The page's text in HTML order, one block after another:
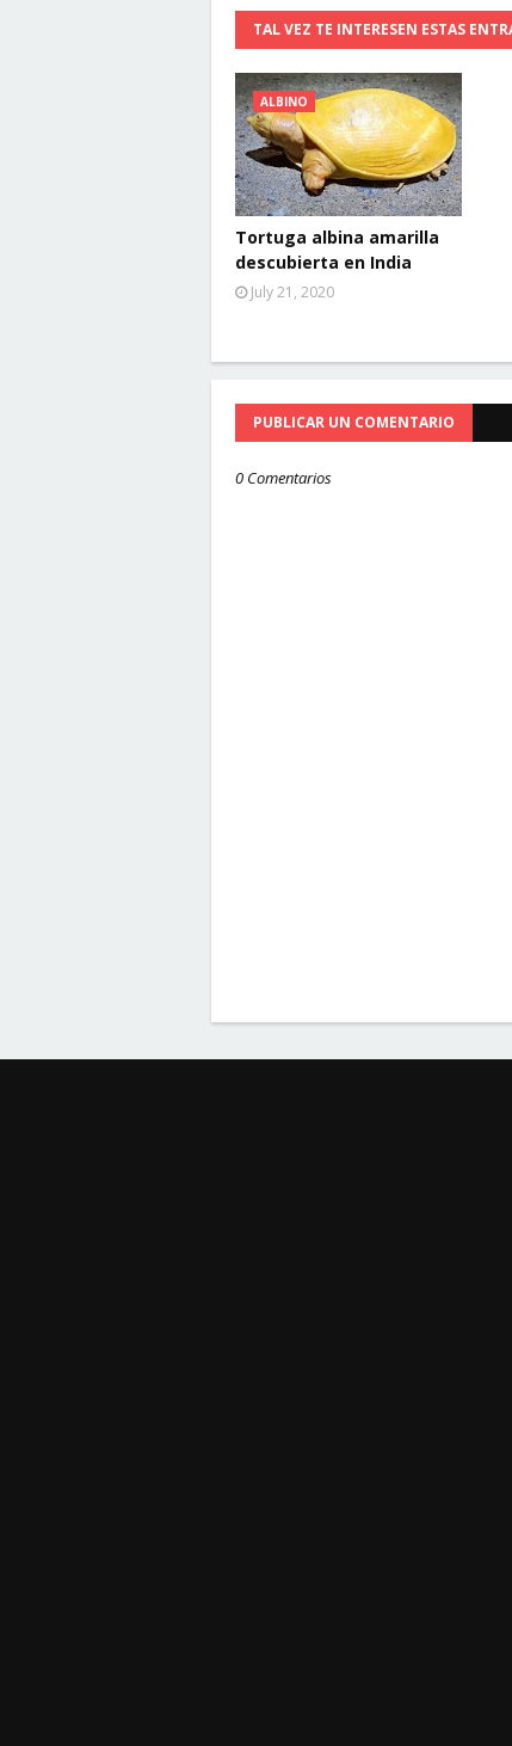
TAL VEZ TE INTERESEN ESTAS
ALBINO
Tortuga albina amarilla
descubierta en India
July 21, 2020
PUBLICAR UN COMENTARIO
0 Comentarios